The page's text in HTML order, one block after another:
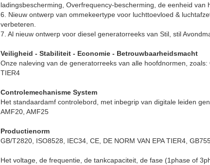
ladingsbescherming, Overfrequency-bescherming, de eenheid van
6. Nieuw ontwerp van ommekeertype voor luchttoevloed &
verbeteren.
7. Al nieuw ontwerp voor diesel generatorreeks van Stil, stil
Veiligheid - Stabiliteit - Economie - Betrouwbaarheidsmacht
Onze naleving van de generatorreeks van alle hoofdnormen,
TIER4
Controlemechanisme System
Het standaardamf controlebord, met inbegrip van digitale leiden
AMF20, AMF25
Productienorm
GB/T2820, ISO8528, IEC34, CE, DE NORM VAN EPA TIER4,
Het voltage, de frequentie, de tankcapaciteit, de fase (1phase of